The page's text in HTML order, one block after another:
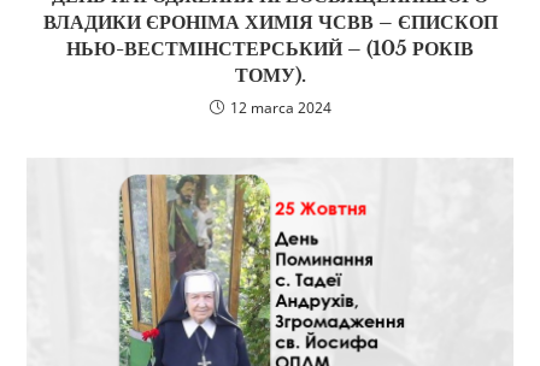
ВЛАДИКИ ЄРОНІМА ХИМІЯ ЧСВВ – ЄПИСКОП
НЬЮ-ВЕСТМІНСТЕРСЬКИЙ – (105 РОКІВ
ТОМУ).
12 marca 2024